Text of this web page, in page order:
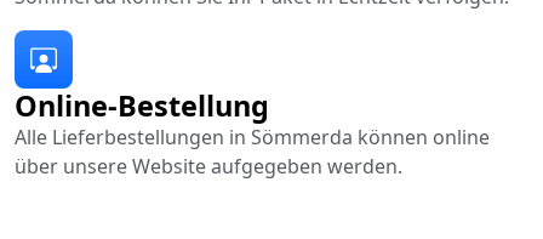
Online-Bestellung
Alle Lieferbestellungen in Sömmerda können online
über unsere Website aufgegeben werden.